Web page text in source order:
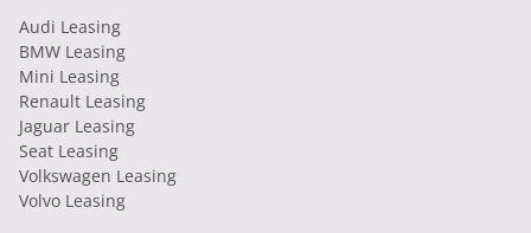
Audi Leasing
BMW Leasing
Mini Leasing
Renault Leasing
Jaguar Leasing
Seat Leasing
Volkswagen Leasing
Volvo Leasing